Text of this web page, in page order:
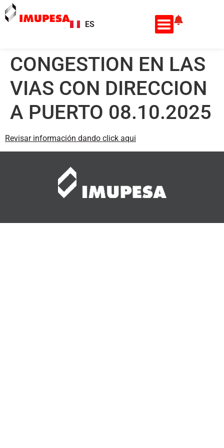
ES
EN
CONGESTION EN LAS
VIAS CON DIRECCION
A PUERTO 08.10.2025
Revisar información dando click aqui